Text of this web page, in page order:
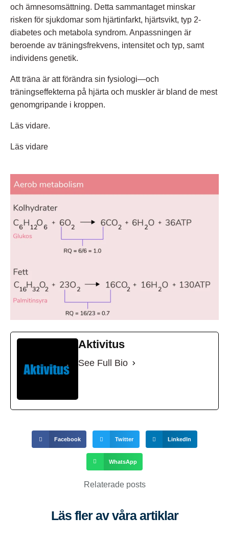
och ämnesomsättning. Detta sammantaget minskar
risken för sjukdomar som hjärtinfarkt, hjärtsvikt, typ 2-
diabetes och metabola syndrom. Anpassningen är
beroende av träningsfrekvens, intensitet och typ, samt
individens genetik.
Att träna är att förändra sin fysiologi—och
träningseffekterna på hjärta och muskler är bland de mest
genomgripande i kroppen.
Läs vidare.
Läs vidare
Aktivitus
See Full Bio
Facebook Twitter LinkedIn
WhatsApp
Relaterade posts
Läs fler av våra artiklar